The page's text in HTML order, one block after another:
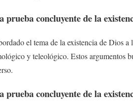
prueba concluyente de la
el tema de la existencia de Dios
y teleológico. Estos argumentos
prueba concluyente de la